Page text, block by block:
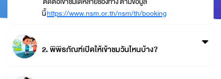
นี้https://www.nsm.or.th/nsm/th/booking
2. พิพิธภัณฑ์เปิดให้เข้าชมวันไหนบ้าง?